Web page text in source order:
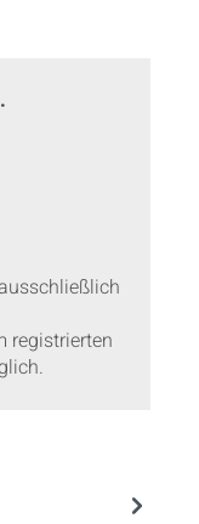
registrierten